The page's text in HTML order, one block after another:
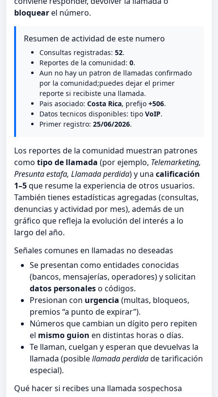
bloquearel número.
Resumen de actividad de este numero
Consultas registradas: 52.
Reportes de la comunidad: 0.
Aun no hay un patron de llamadas confirmado
por la comunidad;puedes dejar el primer
reporte si recibiste una llamada.
Pais asociado: Costa Rica, prefijo +506.
Datos tecnicos disponibles: tipo VoIP.
Primer registro: 25/06/2026.
Los reportes de la comunidad muestran patrones
como tipo de llamada (por ejemplo, Telemarketing,
Presunta estafa, Llamada perdida) y una calificación
1–5que resume la experiencia de otros usuarios.
También tienes estadísticas agregadas (consultas,
denuncias y actividad por mes), además de un
gráfico que refleja la evolución del interés a lo
largo del año.
Señales comunes en llamadas no deseadas
Se presentan como entidades conocidas
(bancos, mensajerías, operadores) y solicitan
datos personaleso códigos.
Presionan con urgencia (multas, bloqueos,
premios “a punto de expirar”).
Números que cambian un dígito pero repiten
el mismo guion en distintas horas o días.
Te llaman, cuelgan y esperan que devuelvas la
llamada (posiblellamada perdidade tarificación
especial).
Qué hacer si recibes una llamada sospechosa